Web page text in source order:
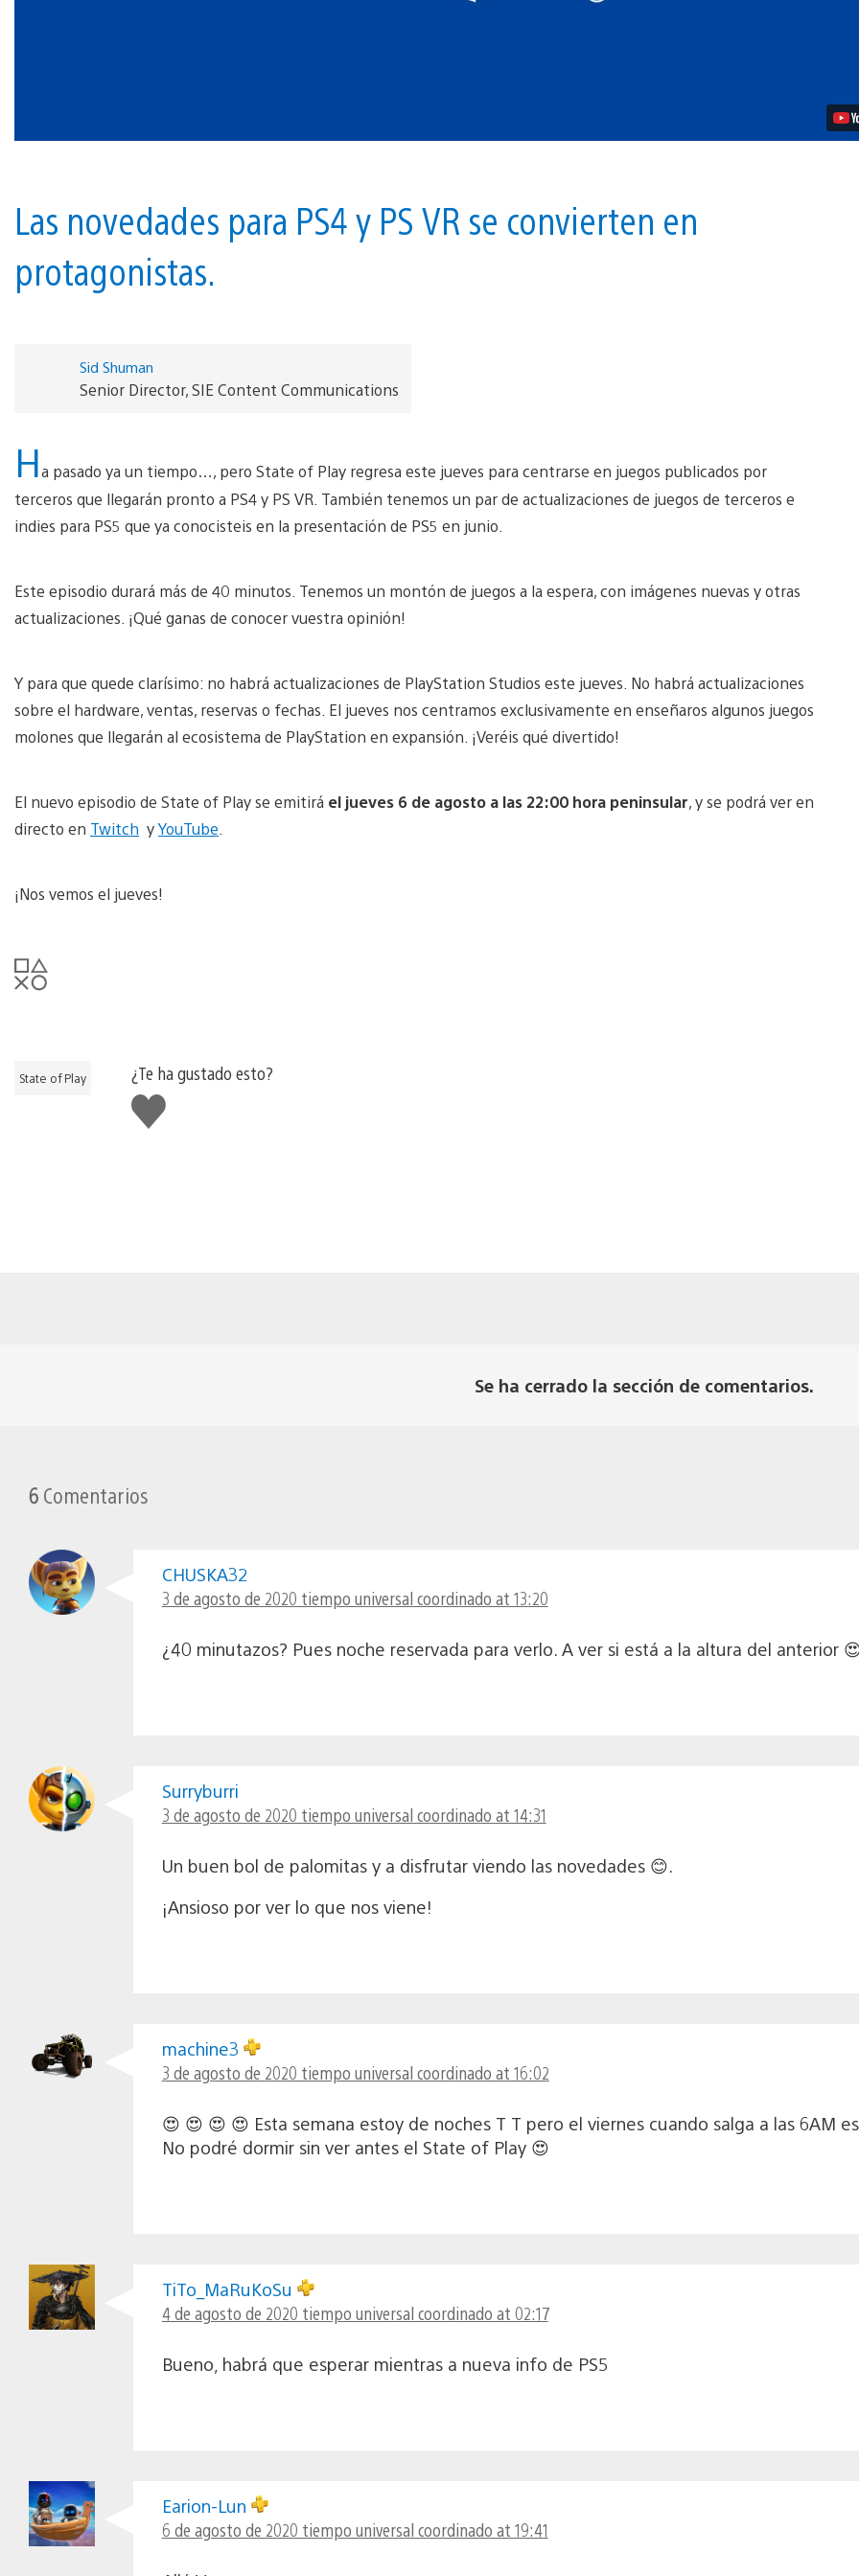
Las novedades para PS4 y PS VR se convierten en
protagonistas.
Sid Shuman
Senior Director, SIE Content Communications
Ha pasado ya un tiempo…, pero State of Play regresa este jueves para centrarse en juegos publicados por
terceros que llegarán pronto a PS4 y PS VR. También tenemos un par de actualizaciones de juegos de terceros e
indies para PS5 que ya conocisteis en la presentación de PS5 en junio.
Este episodio durará más de 40 minutos. Tenemos un montón de juegos a la espera, con imágenes nuevas y otras
actualizaciones. ¡Qué ganas de conocer vuestra opinión!
Y para que quede clarísimo: no habrá actualizaciones de PlayStation Studios este jueves. No habrá actualizaciones
sobre el hardware, ventas, reservas o fechas. El jueves nos centramos exclusivamente en enseñaros algunos juegos
molones que llegarán al ecosistema de PlayStation en expansión. ¡Veréis qué divertido!
El nuevo episodio de State of Play se emitirá el jueves 6 de agosto a las 22:00 hora peninsular, y se podrá ver en
directo en Twitch yYouTube
¡Nos vemos el jueves!
State of Play
¿Te ha gustado esto?
Me
gusta
esto
Se ha cerrado la sección de comentarios.
6 Comentarios
CHUSKA32
3 de agosto de 2020 tiempo universal coordinado at 13:20
¿40 minutazos? Pues noche reservada para verlo. A ver si está a la altura del anterior
Surryburri
3 de agosto de 2020 tiempo universal coordinado at 14:31
Un buen bol de palomitas y a disfrutar viendo las novedades 😊.
¡Ansioso por ver lo que nos viene!
machine3
3 de agosto de 2020 tiempo universal coordinado at 16:02
😍 😍 😍 😍 Esta semana estoy de noches T T pero el viernes cuando salga a las 6AM
No podré dormir sin ver antes el State of Play 😍
TiTo_MaRuKoSu
4 de agosto de 2020 tiempo universal coordinado at 02:17
Bueno, habrá que esperar mientras a nueva info de PS5
Earion-Lun
6 de agosto de 2020 tiempo universal coordinado at 19:41